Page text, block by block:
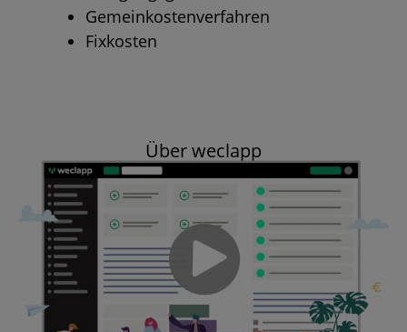
Gemeinkostenverfahren
Fixkosten
Über weclapp